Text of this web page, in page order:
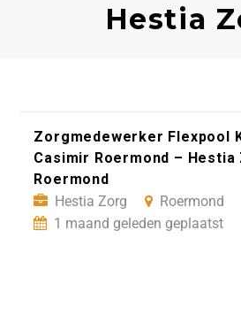
Hestia
Zorgmedewerker Flexpool
Casimir Roermond – Hestia
Roermond
Hestia Zorg
Roermond
1 maand geleden geplaatst